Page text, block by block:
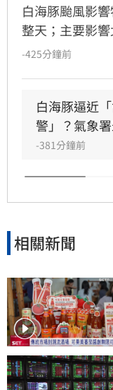
白海豚颱風影
整天；主要影
投山區；週六
-425分鐘前
白海豚逼近
警」？氣象
-381分鐘前
相關新聞